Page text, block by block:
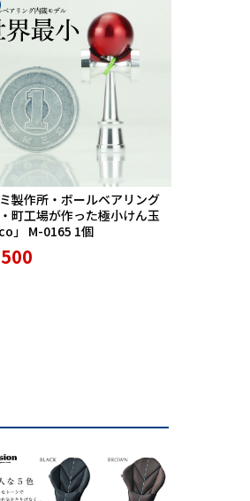
製作所・ボールベアリング
町工場が作った極小けん玉
」 M-0165 1個